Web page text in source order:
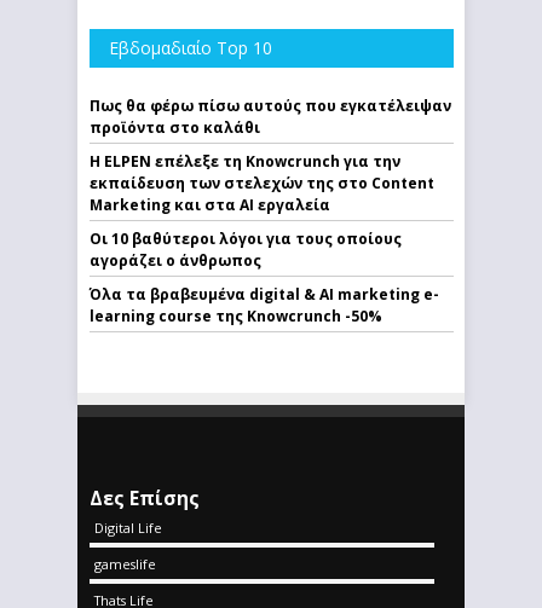
Εβδομαδιαίο Top 10
Πως θα φέρω πίσω αυτούς που εγκατέλειψαν
προϊόντα στο καλάθι
Η ELPEN επέλεξε τη Knowcrunch για την
εκπαίδευση των στελεχών της στο Content
Marketing και στα AI εργαλεία
Οι 10 βαθύτεροι λόγοι για τους οποίους
αγοράζει ο άνθρωπος
Όλα τα βραβευμένα digital & AI marketing e-
learning course της Knowcrunch -50%
Δες Επίσης
Digital Life
gameslife
Thats Life